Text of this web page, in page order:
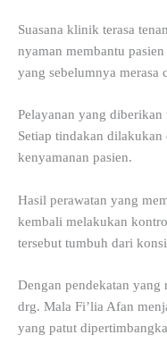
Suasana klinik terasa
nyaman membantu
yang sebelumnya merasa
Pelayanan yang
Setiap tindakan dilakukan
kenyamanan pasien.
Hasil perawatan yang
kembali melakukan
tersebut tumbuh dari
Dengan pendekatan yang
drg. Mala Fi’lia Afan
yang patut